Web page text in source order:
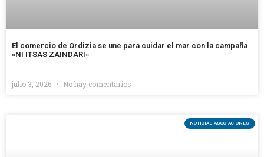
El comercio de Ordizia se une para cuidar el mar con la campaña
«NI ITSAS ZAINDARI»
julio 3, 2026 No hay comentarios
NOTICIAS ASOCIACIONES